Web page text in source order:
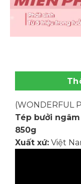
(WONDERFUL
Tép bưởi ngâm
850g
Xuất xứ:Việt